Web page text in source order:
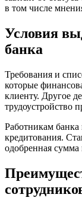
в том числе
Условия
банка
Требования и
которые
клиенту. Другое
трудоустройство
Работникам банка
кредитования.
одобренная сумма